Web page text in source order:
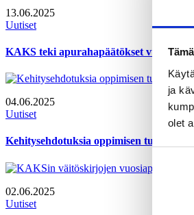
ja
olet
valinta
13.06.2025
Uutiset
KAKS teki apurahapäätökset vuoden
04.06.2025
Uutiset
Kehitysehdotuksia oppimisen tuelle
02.06.2025
Uutiset